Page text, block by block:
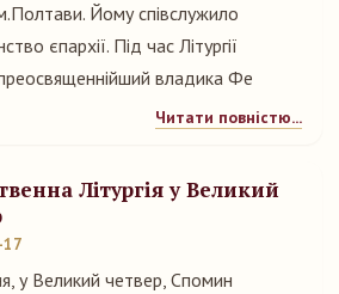
Йому співслужило
єпархії. Під час Літургії
владика Фе
Читати повністю...
Літургія у Великий
17
у Великий четвер, Спомин